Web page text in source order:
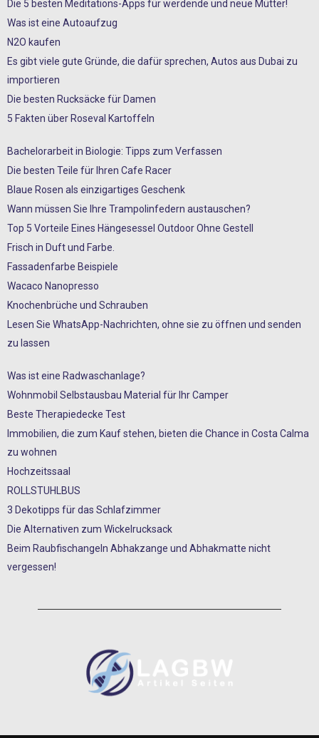
Die 5 besten Meditations-Apps für werdende und neue Mütter!
Was ist eine Autoaufzug
N2O kaufen
Es gibt viele gute Gründe, die dafür sprechen, Autos aus Dubai zu
importieren
Die besten Rucksäcke für Damen
5 Fakten über Roseval Kartoffeln
Bachelorarbeit in Biologie: Tipps zum Verfassen
Die besten Teile für Ihren Cafe Racer
Blaue Rosen als einzigartiges Geschenk
Wann müssen Sie Ihre Trampolinfedern austauschen?
Top 5 Vorteile Eines Hängesessel Outdoor Ohne Gestell
Frisch in Duft und Farbe.
Fassadenfarbe Beispiele
Wacaco Nanopresso
Knochenbrüche und Schrauben
Lesen Sie WhatsApp-Nachrichten, ohne sie zu öffnen und senden
zu lassen
Was ist eine Radwaschanlage?
Wohnmobil Selbstausbau Material für Ihr Camper
Beste Therapiedecke Test
Immobilien, die zum Kauf stehen, bieten die Chance in Costa Calma
zu wohnen
Hochzeitssaal
ROLLSTUHLBUS
3 Dekotipps für das Schlafzimmer
Die Alternativen zum Wickelrucksack
Beim Raubfischangeln Abhakzange und Abhakmatte nicht
vergessen!